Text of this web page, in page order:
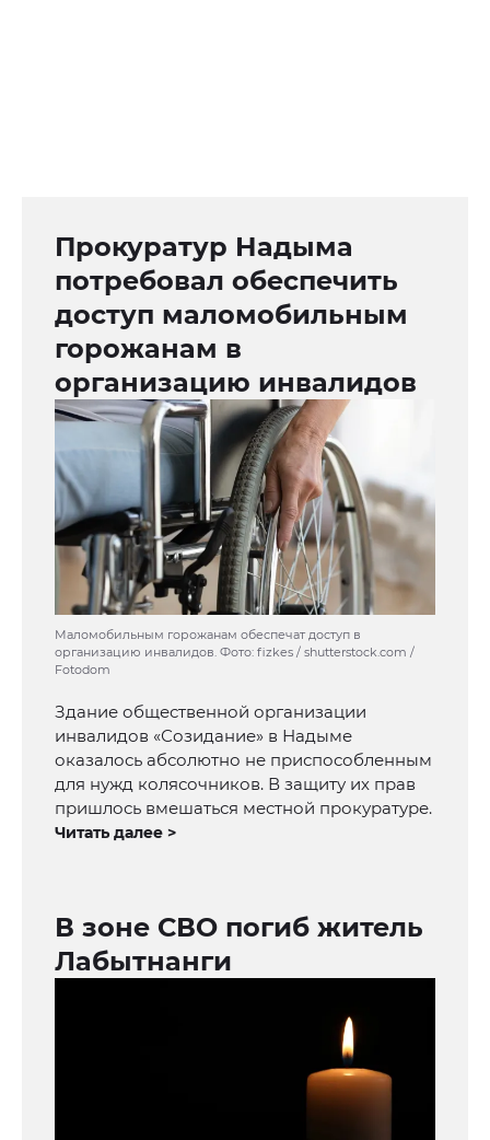
Прокуратур Надыма
потребовал обеспечить
доступ маломобильным
горожанам в
организацию инвалидов
Маломобильным горожанам обеспечат доступ в
организацию инвалидов. Фото: fizkes / shutterstock.com /
Fotodom
Здание общественной организации
инвалидов «Созидание» в Надыме
оказалось абсолютно не приспособленным
для нужд колясочников. В защиту их прав
пришлось вмешаться местной прокуратуре.
Читать далее >
В зоне СВО погиб житель
Лабытнанги